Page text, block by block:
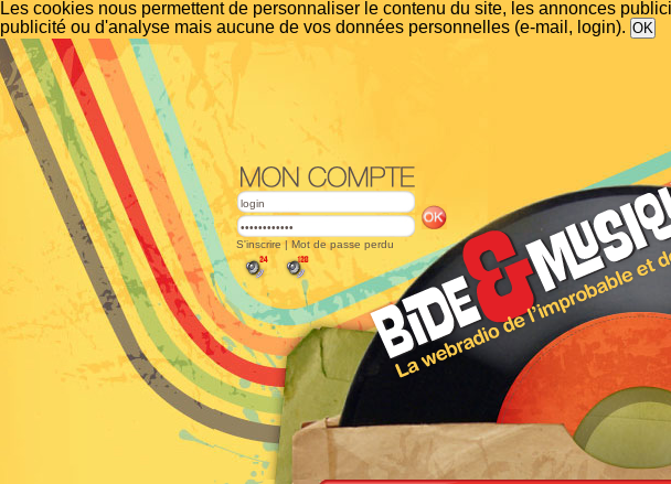
Les cookies nous permettent de personnaliser le contenu du site, les annonces
publicité ou d'analyse mais aucune de vos données personnelles (e-mail, login).
S'inscrire | Mot de passe perdu